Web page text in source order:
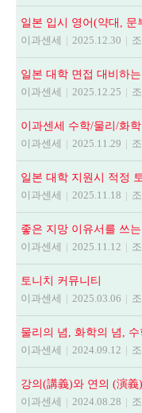
이과센세
| 2025.12.30 |
일본 대학 면접 대비하
이과센세
| 2025.12.25 |
이과센세 수학/물리/화
이과센세
| 2025.11.29 |
일본 대학 지원시 적정
이과센세
| 2025.11.18 |
좋은 지망 이유서를 쓰
이과센세
| 2025.11.12 |
토니치 커뮤니티
이과센세
| 2025.03.06 |
물리의 념, 화학의 념,
이과센세
| 2024.09.12 |
강의(講義)와 연의 (演義)
이과센세
| 2024.08.28 |